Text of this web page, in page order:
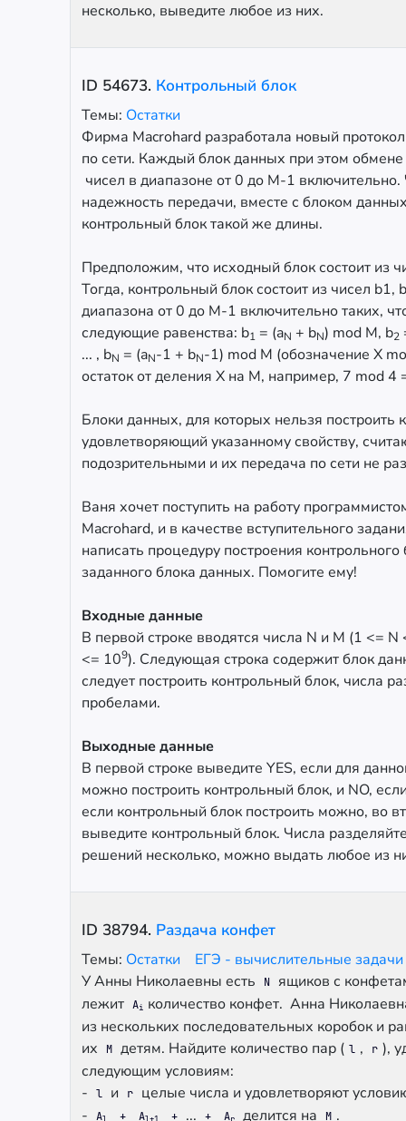
несколько, выведите любое из них.
ID 54673. Контрольный блок
Темы: Остатки
Фирма Macrohard разработала новый
по сети. Каждый блок данных при этом обмене
чисел в диапазоне от 0 до M-1
надежность передачи, вместе с блоком
контрольный блок такой же длины.
Предположим, что исходный блок состоит из
Тогда, контрольный блок состоит из чисел b1,
диапазона от 0 до M-1 включительно таких,
следующие равенства: b1 = (aN + bN) mod M, b2
... , bN = (aN-1 + bN-1) mod M (обозначение X
остаток от деления X на M, например, 7 mod 4
Блоки данных, для которых нельзя построить
удовлетворяющий указанному свойству,
подозрительными и их передача по сети не
Ваня хочет поступить на работу
Macrohard, и в качестве вступительного
написать процедуру построения контрольного
заданного блока данных. Помогите ему!
Входные данные
В первой строке вводятся числа N и M (1 <=
<= 109). Следующая строка содержит блок
следует построить контрольный блок, числа
пробелами.
Выходные данные
В первой строке выведите YES, если для
можно построить контрольный блок, и NO,
если контрольный блок построить можно, во
выведите контрольный блок. Числа
решений несколько, можно выдать любое из
ID 38794. Раздача конфет
Темы: Остатки
ЕГЭ - вычислительные задачи
У Анны Николаевны есть
N ящиков с
лежит Ai количество конфет. Анна
из нескольких последовательных коробок и
их
M детям. Найдите количество пар ( l , r ),
следующим условиям:
-
l и r
целые числа и удовлетворяют
-
A + A + ... + A делится на M .